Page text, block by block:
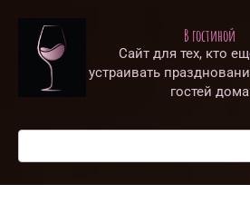
контенту
В гостиной
Сайт для тех, кто
устраивать
гостей дома
Поиск: